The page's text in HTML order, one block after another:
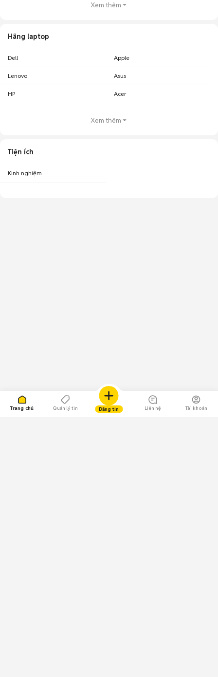
Trang chủ Quản lý tin Đăng tin Liên hệ Tài khoản
Xem thêm
Hãng laptop
Dell Apple
Lenovo Asus
HP Acer
Xem thêm
Tiện ích
Kinh nghiệm